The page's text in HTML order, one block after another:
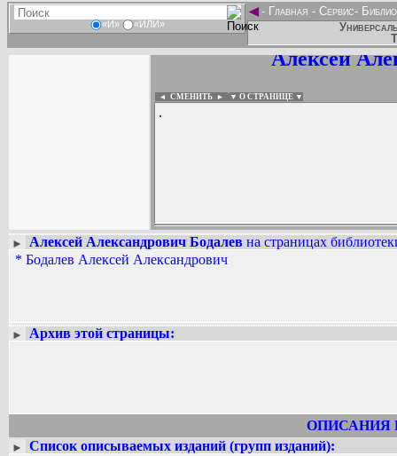
«И» «ИЛИ»
◄- Главная - Сервис-
Алексей
◄ СМЕНИТЬ ► ▼ О СТРАНИЦЕ ▼
.
Вадим Ершов...
► Алексей Александрович Бодалев на страницах
* Бодалев Алексей Александрович
► Архив этой страницы:
ОПИСАНИЯ
► Список описываемых изданий (групп изданий):